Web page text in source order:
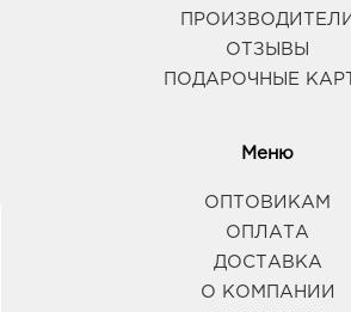
ПРОИЗВОДИТЕЛИ
ОТЗЫВЫ
ПОДАРОЧНЫЕ
Меню
ОПТОВИКАМ
ОПЛАТА
ДОСТАВКА
О КОМПАНИИ